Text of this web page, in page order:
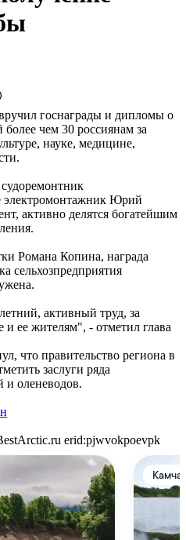
госнаграды и дипломы о
чем 30 россиянам за
науке, медицине,
электромонтажник Юрий
активно делятся богатейшим
Романа Копина, награда
сельхозпредприятия
активный труд, за
ее жителям", - отметил глава
что правительство региона в
заслуги ряда
и оленеводов.
erid:pjwvokpoevpk